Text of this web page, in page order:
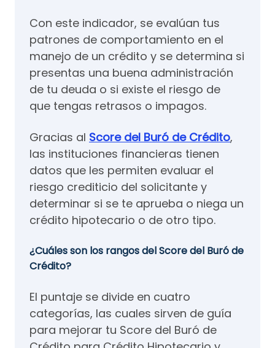
Con este indicador, se evalúan tus
patrones de comportamiento en el
manejo de un crédito y se determina si
presentas una buena administración
de tu deuda o si existe el riesgo de
que tengas retrasos o impagos.
Gracias al Score del Buró de Crédito​,
las instituciones financieras tienen
datos que les permiten evaluar el
riesgo crediticio del solicitante y
determinar si se te aprueba o niega un
crédito hipotecario o de otro tipo.
¿Cuáles son los rangos del Score del Buró de
Crédito?
El puntaje se divide en cuatro
categorías, las cuales sirven de guía
para mejorar tu Score del Buró de